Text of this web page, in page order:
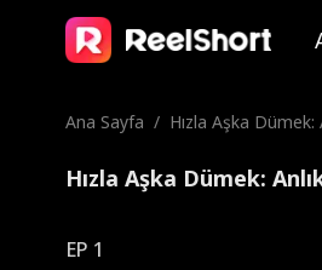
Ana Sayfa / Hızla Aşka Dümek:
Hızla Aşka Dümek:
EP 1